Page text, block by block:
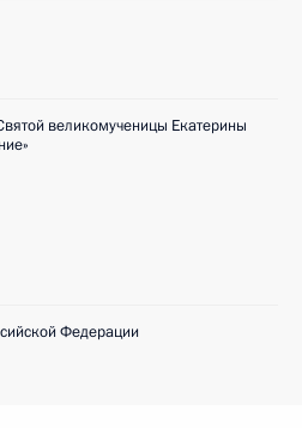
великомученицы Екатерины
Федерации